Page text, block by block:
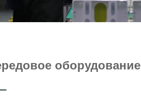
оборудование